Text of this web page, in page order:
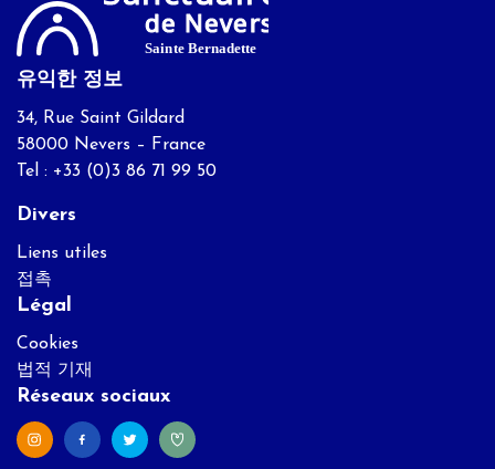
유익한 정보
34, Rue Saint Gildard
58000 Nevers – France
Tel : +33 (0)3 86 71 99 50
Divers
Liens utiles
접촉
Légal
Cookies
법적 기재
Réseaux sociaux